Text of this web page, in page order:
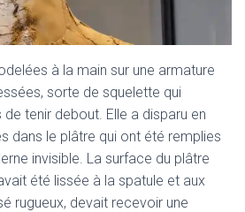
à la main sur une armature
sorte de squelette qui
tenir debout. Elle a disparu en
dans le plâtre qui ont été remplies
invisible. La surface du plâtre
été lissée à la spatule et aux
rugueux, devait recevoir une